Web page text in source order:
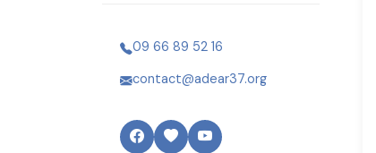
09 66 89 52 16
contact@adear37.org